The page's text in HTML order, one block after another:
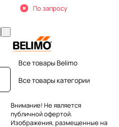
По запросу
Все товары Belimo
Все товары категории
Внимание! Не является
публичной офертой.
Изображения, размещенные на